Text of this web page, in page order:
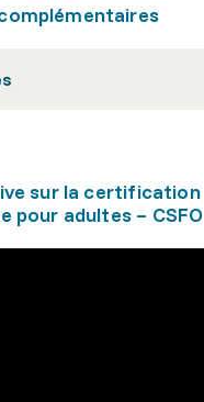
sur la certification
pour adultes – CSFO